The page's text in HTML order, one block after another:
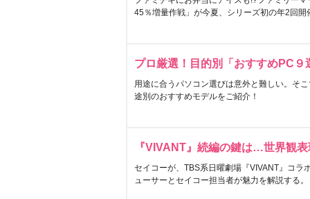
45％増量作戦」が今夏、シリーズ初の年2回開
プロ厳選！目的別「おすすめPC９
用途に合うパソコン選びは意外と難しい。そ
途別のおすすめモデルをご紹介！
『VIVANT』続編の鍵は…世界観
セイコーが、TBS系日曜劇場『VIVANT』コラ
ューサーとセイコー担当者が魅力を解説する。